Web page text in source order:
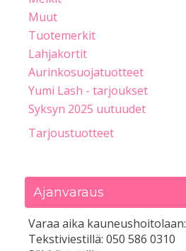
Muut
Tuotemerkit
Lahjakortit
Aurinkosuojatuotteet
Yumi Lash - tarjoukset
Syksyn 2025 uutuudet
Tarjoustuotteet
Ajanvaraus
Varaa aika kauneushoitolaan:
Tekstiviestillä: 050 586 0310